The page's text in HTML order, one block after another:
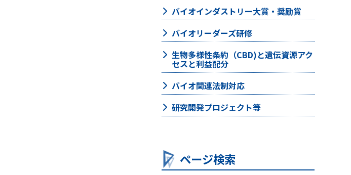
バイオインダストリー大賞・奨励賞
バイオリーダーズ研修
生物多様性条約（CBD)と遺伝資源アク
セスと利益配分
バイオ関連法制対応
研究開発プロジェクト等
ページ検索